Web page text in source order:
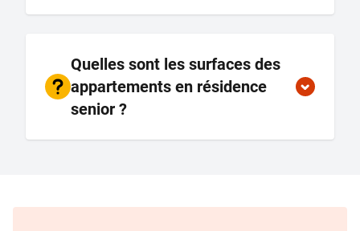
Quelles sont les surfaces des
appartements en résidence
senior ?